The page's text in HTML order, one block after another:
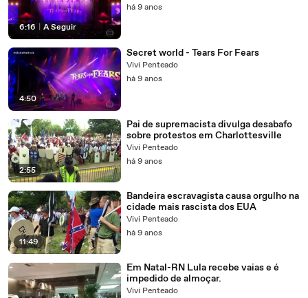
6:16 A Seguir
há 9 anos
4:50
Secret world - Tears For Fears
Vivi Penteado
há 9 anos
2:55
Pai de supremacista divulga desabafo
sobre protestos em Charlottesville
Vivi Penteado
há 9 anos
11:49
Bandeira escravagista causa orgulho na
cidade mais rascista dos EUA
Vivi Penteado
há 9 anos
Em Natal-RN Lula recebe vaias e é
impedido de almoçar.
Vivi Penteado